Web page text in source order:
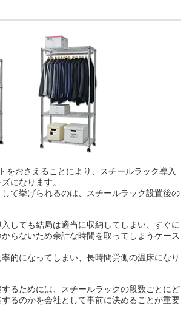
をおさえることにより、スチールラック導入
になります。
て挙げられるのは、スチールラック設置後の
しても結局は適当に収納してしまい、すぐに
らないため余計な時間を取ってしまうケース
的になってしまい、長時間労働の温床になり
るためには、スチールラックの段数ごとにど
るのかを会社として事前に決めることが重要